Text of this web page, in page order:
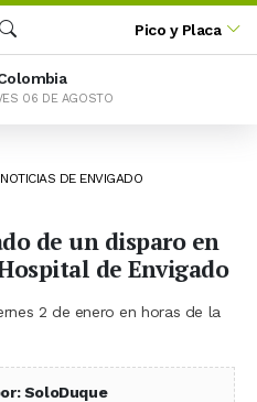
Pico y Placa
06 DE AGOSTO
NOTICIAS DE ENVIGADO
de un disparo en
de Envigado
2 de enero en horas de la
SoloDuque